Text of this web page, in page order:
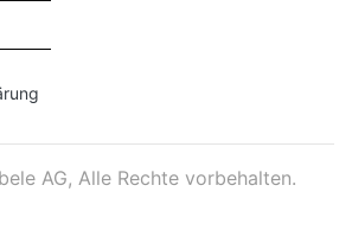
AG, Alle Rechte vorbehalten.